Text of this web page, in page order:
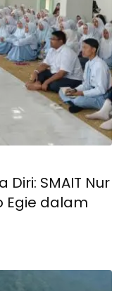
SMAIT Nur
Egie dalam